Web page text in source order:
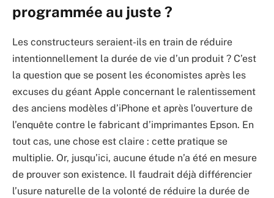
programmée au juste ?
Les constructeurs seraient-ils en train de réduire
intentionnellement la durée de vie d’un produit ? C’est
la question que se posent les économistes après les
excuses du géant Apple concernant le ralentissement
des anciens modèles d’iPhone et après l’ouverture de
l’enquête contre le fabricant d’imprimantes Epson. En
tout cas, une chose est claire : cette pratique se
multiplie. Or, jusqu’ici, aucune étude n’a été en mesure
de prouver son existence. Il faudrait déjà différencier
l’usure naturelle de la volonté de réduire la durée de